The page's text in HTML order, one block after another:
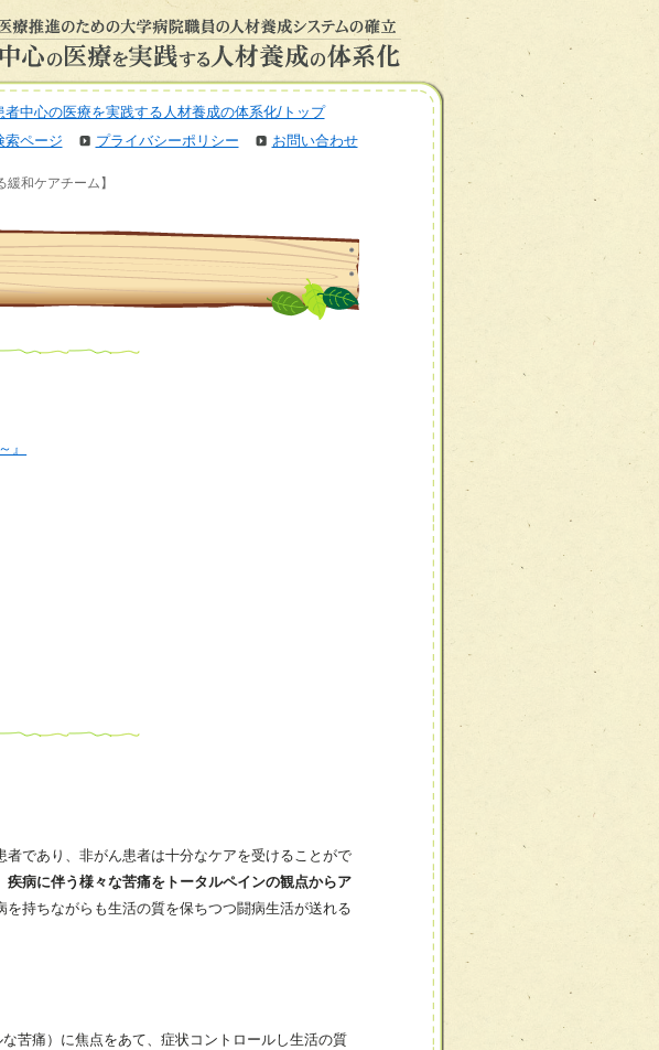
者中心の医療を実践する人材養成の体系化/トップ
索ページ
プライバシーポリシー お問い合わせ
和ケアチーム】
』
であり、非がん患者は十分なケアを受けることがで
病に伴う様々な苦痛をトータルペインの観点からア
持ちながらも生活の質を保ちつつ闘病生活が送れる
苦痛）に焦点をあて、症状コントロールし生活の質